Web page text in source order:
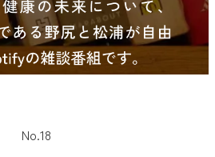
No.18